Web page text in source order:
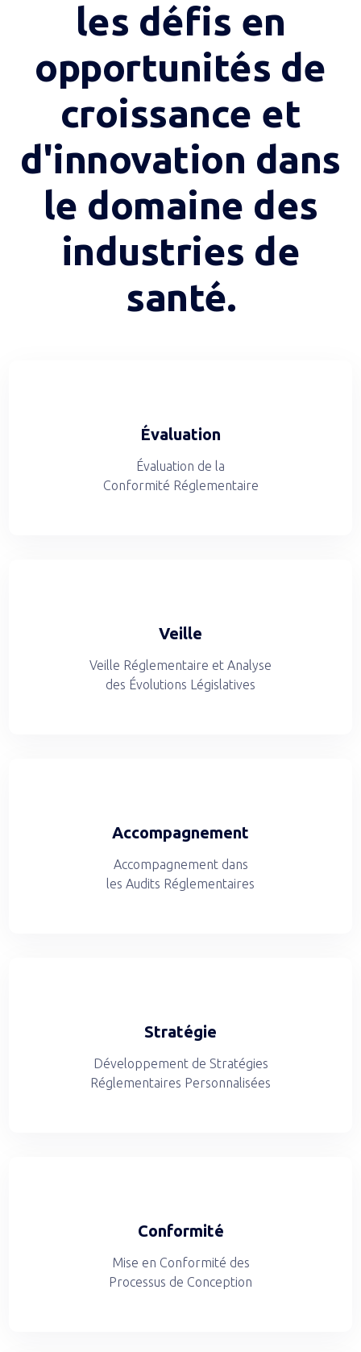
les défis en
opportunités de
croissance et
d'innovation dans
le domaine des
industries de
santé.
Évaluation
Évaluation de la
Conformité Réglementaire
Veille
Veille Réglementaire et Analyse
des Évolutions Législatives
Accompagnement
Accompagnement dans
les Audits Réglementaires
Stratégie
Développement de Stratégies
Réglementaires Personnalisées
Conformité
Mise en Conformité des
Processus de Conception